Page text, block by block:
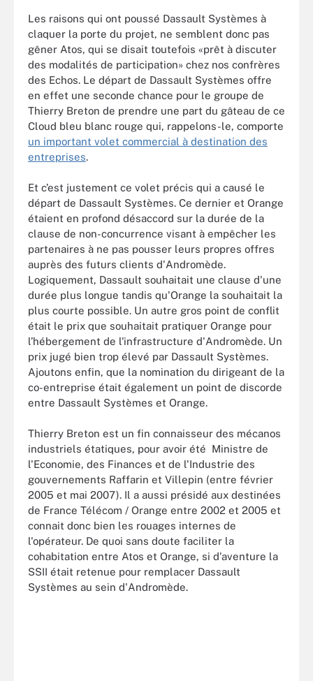
Les raisons qui ont poussé Dassault Systèmes à
claquer la porte du projet, ne semblent donc pas
gêner Atos, qui se disait toutefois «prêt à discuter
des modalités de participation» chez nos confrères
des Echos. Le départ de Dassault Systèmes offre
en effet une seconde chance pour le groupe de
Thierry Breton de prendre une part du gâteau de ce
Cloud bleu blanc rouge qui, rappelons-le, comporte
un important volet commercial à destination des
entreprises.
Et c’est justement ce volet précis qui a causé le
départ de Dassault Systèmes. Ce dernier et Orange
étaient en profond désaccord sur la durée de la
clause de non-concurrence visant à empêcher les
partenaires à ne pas pousser leurs propres offres
auprès des futurs clients d'Andromède.
Logiquement, Dassault souhaitait une clause d'une
durée plus longue tandis qu'Orange la souhaitait la
plus courte possible. Un autre gros point de conflit
était le prix que souhaitait pratiquer Orange pour
l’hébergement de l'infrastructure d'Andromède. Un
prix jugé bien trop élevé par Dassault Systèmes.
Ajoutons enfin, que la nomination du dirigeant de la
co-entreprise était également un point de discorde
entre Dassault Systèmes et Orange.
Thierry Breton est un fin connaisseur des mécanos
industriels étatiques, pour avoir été Ministre de
l'Economie, des Finances et de l'Industrie des
gouvernements Raffarin et Villepin (entre février
2005 et mai 2007). Il a aussi présidé aux destinées
de France Télécom / Orange entre 2002 et 2005 et
connait donc bien les rouages internes de
l'opérateur. De quoi sans doute faciliter la
cohabitation entre Atos et Orange, si d'aventure la
SSII était retenue pour remplacer Dassault
Systèmes au sein d'Andromède.